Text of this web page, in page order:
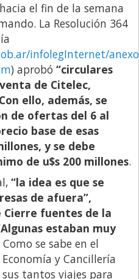
el fin de la semana
La Resolución 364
infolegInternet/
) aprobó “circulares
de Citelec,
ello, además, se
de ofertas del 6 al
base de esas
y se debe
de u$s 200 millones.
“la idea es que se
de afuera”,
fuentes de la
estaban muy
se sabe en el
y Cancillería
tantos viajes para